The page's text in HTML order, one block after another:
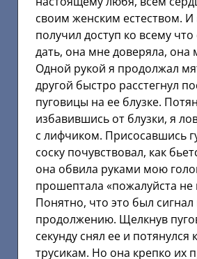
своим женским естеством. И
получил доступ ко всему
дать, она мне доверяла, она
Одной рукой я продолжал
другой быстро расстегнул
пуговицы на ее блузке.
избавившись от блузки, я
с лифчиком. Присосавшись
соску почувствовал, как
она обвила руками мою
прошептала «пожалуйста не
Понятно, что это был сигнал
продолжению. Щелкнув
секунду снял ее и
трусикам. Но она крепко их